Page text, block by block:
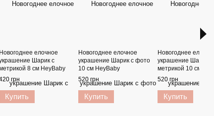
Новогоднее елочное
Шарик с
8 см HeyBaby
грн
Купить
Новогоднее елочное
украшение Шарик с фото
10 см HeyBaby
520 грн
Купить
Новогоднее
украшение Шарик с
метрикой 10 см
520 грн
Купить